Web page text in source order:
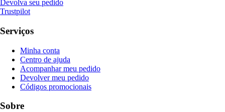
Devolva seu pedido
Trustpilot
Serviços
Minha conta
Centro de ajuda
Acompanhar meu pedido
Devolver meu pedido
Códigos promocionais
Sobre